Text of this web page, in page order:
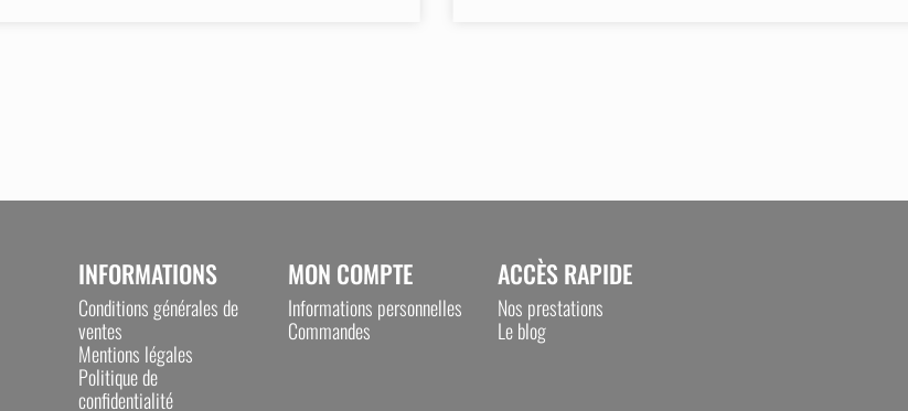
INFORMATIONS
Conditions générales de
ventes
Mentions légales
Politique de
confidentialité
MON COMPTE
Informations personnelles
Commandes
ACCÈS RAPIDE
Nos prestations
Le blog